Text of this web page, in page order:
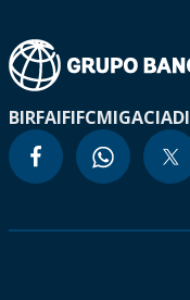
BIRFAIFIFCMIGACIADI